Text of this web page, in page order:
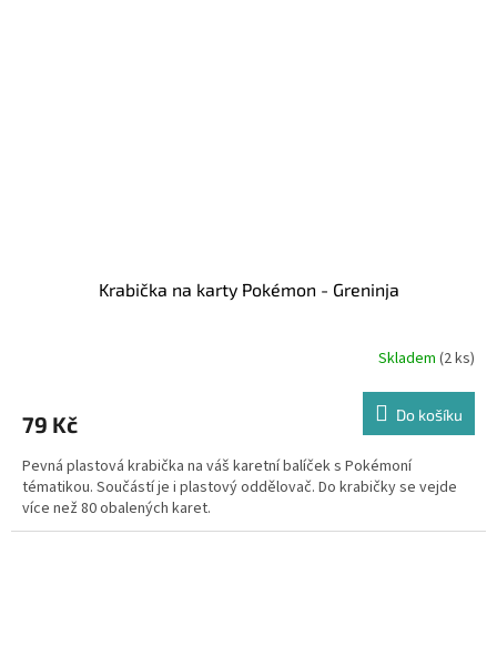
Krabička na karty Pokémon - Greninja
Skladem (2 ks)
79 Kč Do košíku
Pevná plastová krabička na váš karetní balíček s Pokémoní
tématikou. Součástí je i plastový oddělovač. Do krabičky se vejde
více než 80 obalených karet.